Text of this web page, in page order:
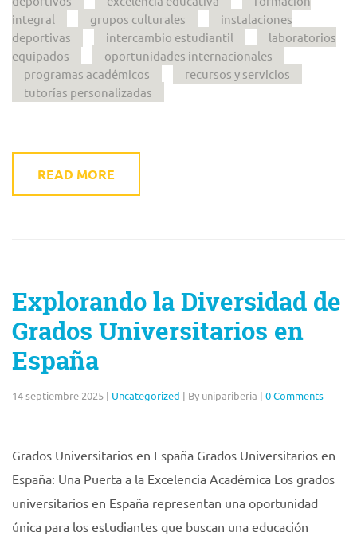
integral
grupos culturales
instalaciones
deportivas
intercambio estudiantil
laboratorios
equipados
oportunidades internacionales
programas académicos
recursos y servicios
tutorías personalizadas
READ MORE
Explorando la Diversidad de
Grados Universitarios en
España
14 septiembre 2025 | Uncategorized | By unipariberia | 0 Comments
Grados Universitarios en España Grados Universitarios en
España: Una Puerta a la Excelencia Académica Los grados
universitarios en España representan una oportunidad
única para los estudiantes que buscan una educación